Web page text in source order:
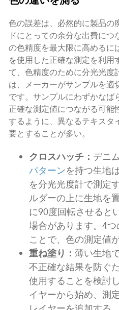
色の誤差は、必然的に製品の
ドにとっての余分な出費に
の色精度を最大限に高めるに
を使用した正確な測定を利用
て、色精度のために分光光度
は、メーカーがサンプルを適
です。サンプルにわずかなば
正確な測定値につながる可能
するように、異なるテキスタ
要とすることが多い。
クロスハッチ： デニ
パターンを持つ生地
を分光光度計で測定
ルダーの上に生地を
に90度回転させると
場合があります。4
ことで、色の測定値
重ね塗り： 薄い生地
不正確な結果を防ぐ
使用することを検討
イヤーから始め、測